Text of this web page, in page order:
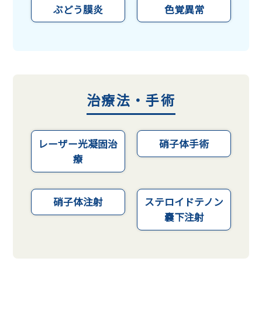
ぶどう膜炎 色覚異常
治療法・手術
レーザー光凝固治
療
硝子体手術
硝子体注射
ステロイドテノン
嚢下注射